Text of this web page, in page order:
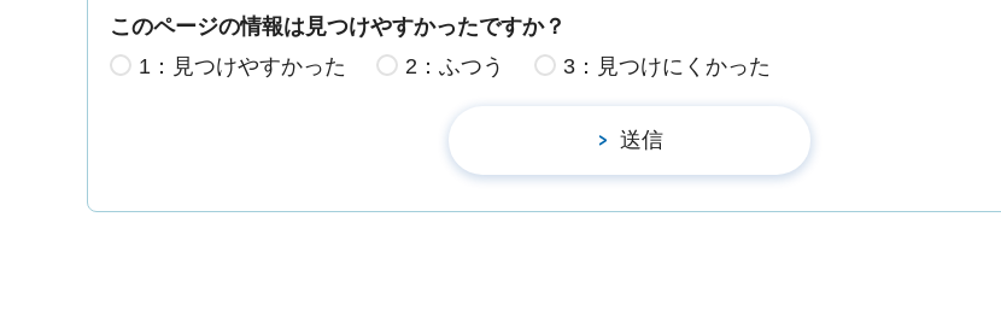
このページの情報は見つけやすかったですか？
1：見つけやすかった
2：ふつう 3：見つけにくかった